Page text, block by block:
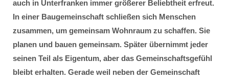
auch in Unterfranken immer größerer Beliebtheit erfreut.
In einer Baugemeinschaft schließen sich Menschen
zusammen, um gemeinsam Wohnraum zu schaffen. Sie
planen und bauen gemeinsam. Später übernimmt jeder
seinen Teil als Eigentum, aber das Gemeinschaftsgefühl
bleibt erhalten. Gerade weil neben der Gemeinschaft